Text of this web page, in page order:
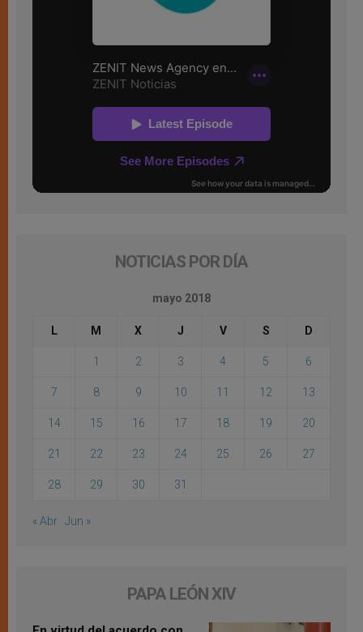
NOTICIAS POR DÍA
mayo 2018
L M X J V S D
1 2 3 4 5 6
7 8 9 10 11 12 13
14 15 16 17 18 19 20
21 22 23 24 25 26 27
28 29 30 31
« Abr Jun »
PAPA LEÓN XIV